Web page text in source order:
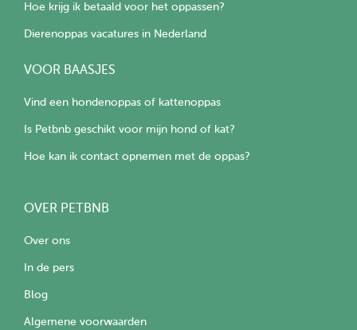
Hoe krijg ik betaald voor het oppassen?
Dierenoppas vacatures in Nederland
VOOR BAASJES
Vind een hondenoppas of kattenoppas
Is Petbnb geschikt voor mijn hond of kat?
Hoe kan ik contact opnemen met de oppas?
OVER PETBNB
Over ons
In de pers
Blog
Algemene voorwaarden